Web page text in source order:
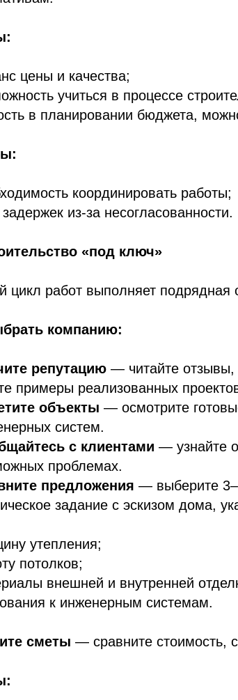
цены и качества;
учиться в процессе
в планировании бюджета,
координировать работы;
задержек из‑за несогласованности.
«под ключ»
цикл работ выполняет подрядная
компанию:
репутацию — читайте отзывы,
примеры реализованных
объекты — осмотрите
систем.
с клиентами — узнайте
проблемах.
предложения — выберите
задание с эскизом дома,
утепления;
потолков;
внешней и внутренней
к инженерным системам.
сметы — сравните стоимость,